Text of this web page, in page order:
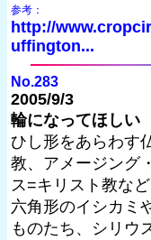
参考：
http://
uffington...
No.283
2005/9/3
輪になってほしい
ひし形をあらわす
教、アメージング
ス=キリスト教など
六角形のイシカミ
ものたち、シリウ